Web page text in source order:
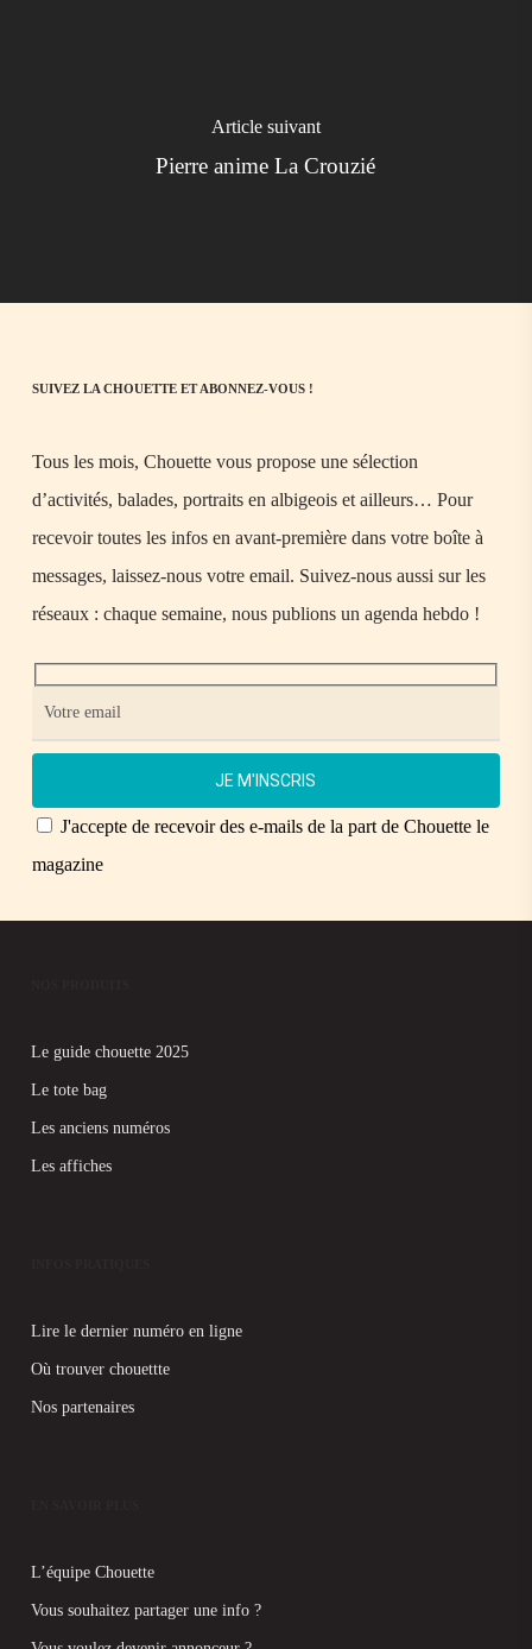
Article suivant
Pierre anime La Crouzié
SUIVEZ LA CHOUETTE ET ABONNEZ-VOUS !
Tous les mois, Chouette vous propose une sélection
d’activités, balades, portraits en albigeois et ailleurs… Pour
recevoir toutes les infos en avant-première dans votre boîte à
messages, laissez-nous votre email. Suivez-nous aussi sur les
réseaux : chaque semaine, nous publions un agenda hebdo !
J'accepte de recevoir des e-mails de la part de Chouette le
magazine
Le guide chouette 2025
Le tote bag
Les anciens numéros
Les affiches
Lire le dernier numéro en ligne
Où trouver chouettte
Nos partenaires
L’équipe Chouette
Vous souhaitez partager une info ?